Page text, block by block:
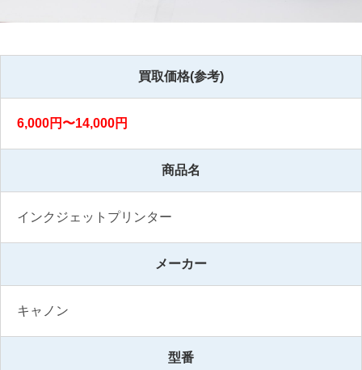
買取価格(参考)
6,000円〜14,000円
商品名
インクジェットプリンター
メーカー
キャノン
型番